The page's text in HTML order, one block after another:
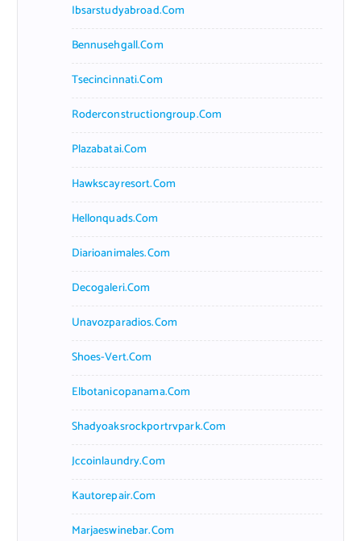
Ibsarstudyabroad.com
Bennusehgall.com
Tsecincinnati.com
Roderconstructiongroup.com
Plazabatai.com
Hawkscayresort.com
Hellonquads.com
Diarioanimales.com
Decogaleri.com
Unavozparadios.com
Shoes-Vert.com
Elbotanicopanama.com
Shadyoaksrockportrvpark.com
Jccoinlaundry.com
Kautorepair.com
Marjaeswinebar.com